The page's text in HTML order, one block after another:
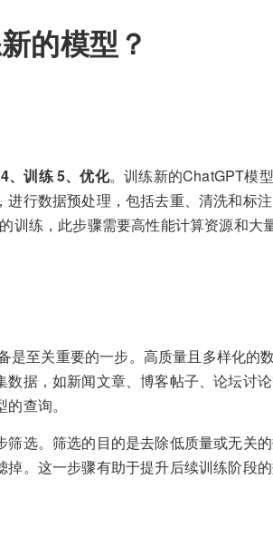
的模型？
、训练 5、优化。训练新的ChatGPT模
行数据预处理，包括去重、清洗和标
训练，此步骤需要高性能计算资源和大
是至关重要的一步。高质量且多样化的
据，如新闻文章、博客帖子、论坛讨
查询。
选。筛选的目的是去除低质量或无关的
。这一步骤有助于提升后续训练阶段的